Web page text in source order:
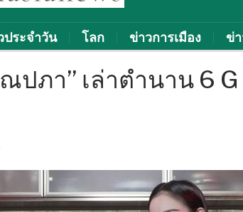
ประจำวัน โลก ข่าวการเมือง ข่
ปภา” เล่าตำนาน 6